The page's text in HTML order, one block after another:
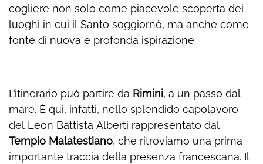
cogliere non solo come piacevole scoperta dei
luoghi in cui il Santo soggiornò, ma anche come
fonte di nuova e profonda ispirazione.
L’itinerario può partire da Rimini, a un passo dal
mare. È qui, infatti, nello splendido capolavoro
del Leon Battista Alberti rappresentato dal
Tempio Malatestiano, che ritroviamo una prima
importante traccia della presenza francescana. Il